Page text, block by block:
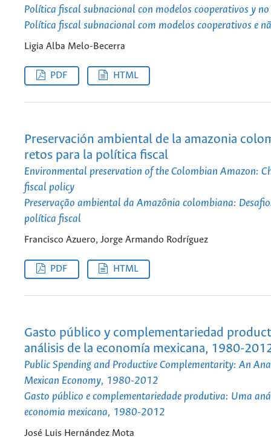
Política fiscal subnacional con modelos cooperativos y
Política fiscal subnacional com modelos cooperativos e
Ligia Alba Melo-Becerra
PDF HTML
Preservación ambiental de la amazonia
retos para la política fiscal
Environmental preservation of the Colombian Amazon:
fiscal policy
Preservação ambiental da Amazônia colombiana:
política fiscal
Francisco Azuero, Jorge Armando Rodríguez
PDF HTML
Gasto público y complementariedad
análisis de la economía mexicana, 1980-
Public Spending and Productive Complementarity: An
Mexican Economy, 1980-2012
Gasto público e complementariedade produtiva: Uma
economia mexicana, 1980-2012
José Luis Hernández Mota